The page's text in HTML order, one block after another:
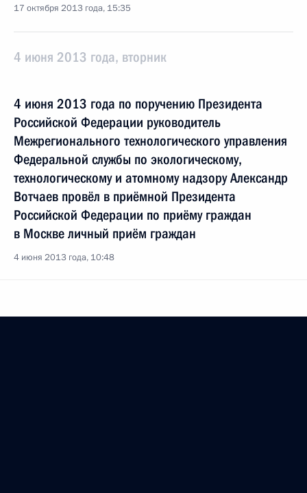
17 октября 2013 года, 15:35
4 июня 2013 года, вторник
4 июня 2013 года по поручению Президента
Российской Федерации руководитель
Межрегионального технологического управления
Федеральной службы по экологическому,
технологическому и атомному надзору Александр
Вотчаев провёл в приёмной Президента
Российской Федерации по приёму граждан
в Москве личный приём граждан
4 июня 2013 года, 10:48